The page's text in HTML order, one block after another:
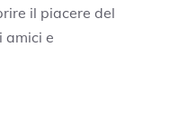
il piacere del
amici e